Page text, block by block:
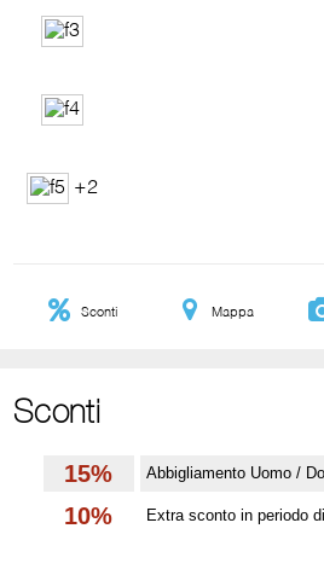
+2
Sconti Mappa
Sconti
15% Abbigliamento Uomo /
10% Extra sconto in periodo